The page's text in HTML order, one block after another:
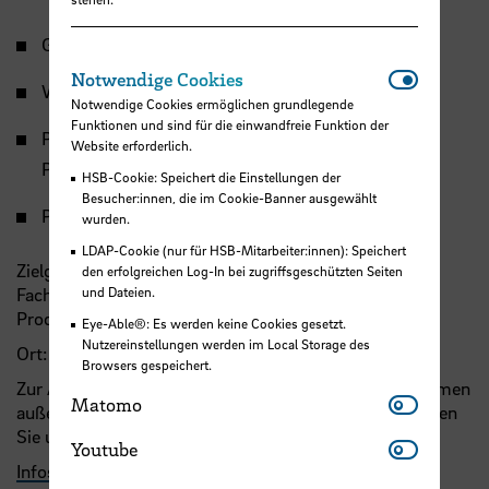
Grundlagen Lean Manufacturing
Wertstromanalyse und Wertstromdesign
Prinzipien, Methoden und Werkzeuge zur
Prozessoptimierung
Praxisphase Smart Factory
Zielgruppe: Techniker, Ingenieure, angehenden
Fachexperten und Führungskräfte mit Bezug zur
Produktion.
Ort: Neustadtswall 30, 28199 Bremen
Zur Absprache individueller Termine für Ihre Unternehmen
außerhalb des regulären Seminarangebotes kontaktieren
Sie uns gerne!
Infos und Termine
Notwendige Cookies
Notwendige Cookies ermöglichen grundlegende
Funktionen und sind für die einwandfreie Funktion der
Website erforderlich.
HSB-Cookie: Speichert die Einstellungen der
Besucher:innen, die im Cookie-Banner ausgewählt
wurden.
LDAP-Cookie (nur für HSB-Mitarbeiter:innen): Speichert
den erfolgreichen Log-In bei zugriffsgeschützten Seiten
und Dateien.
Eye-Able®: Es werden keine Cookies gesetzt.
Nutzereinstellungen werden im Local Storage des
Browsers gespeichert.
Matomo Matomo
Youtube Youtube